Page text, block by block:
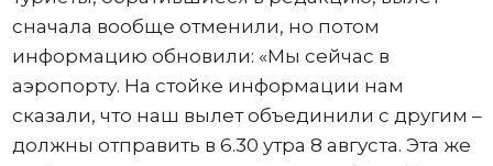
сначала вообще отменили, но потом
информацию обновили: «Мы сейчас в
аэропорту. На стойке информации нам
сказали, что наш вылет объединили с другим –
должны отправить в 6.30 утра 8 августа. Эта же